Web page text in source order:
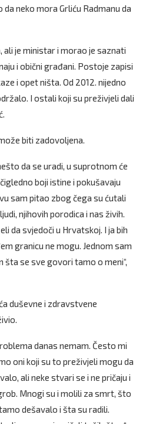
neko mora Grliću Radmanu da
ali je ministar i morao je saznati
i obični građani. Postoje zapisi
i opet ništa. Od 2012. nijedno
I ostali koji su preživjeli dali
biti zadovoljena.
da se uradi, u suprotnom će
boji istine i pokušavaju
sam pitao zbog čega su ćutali
njihovih porodica i nas živih.
da svjedoči u Hrvatskoj. I ja bih
granicu ne mogu. Jednom sam
šta se sve govori tamo o meni“,
duševne i zdravstvene
danas nemam. Često mi
oni koji su to preživjeli mogu da
ali neke stvari se i ne pričaju i
Mnogi su i molili za smrt, što
dešavalo i šta su radili.